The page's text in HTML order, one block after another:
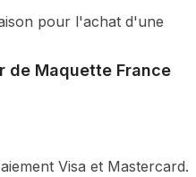
pour l'achat d'une
de Maquette France
Visa et Mastercard.